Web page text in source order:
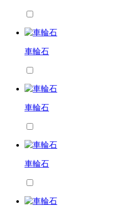
車輪石
車輪石
車輪石